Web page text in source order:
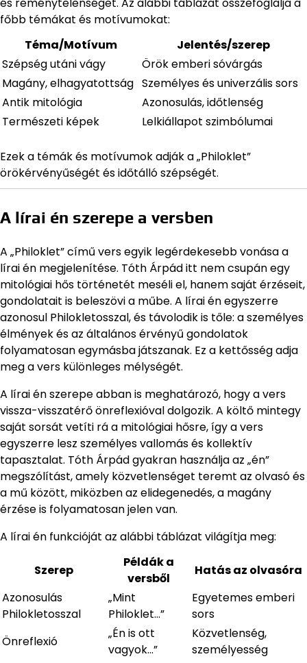
és reménytelenséget. Az alábbi táblázat összefoglalja a
főbb témákat és motívumokat:
Téma/Motívum
Jelentés/szerep
Szépség utáni vágy
Örök emberi sóvárgás
Magány, elhagyatottság Személyes és univerzális sors
Antik mitológia
Azonosulás, időtlenség
Természeti képek
Lelkiállapot szimbólumai
Ezek a témák és motívumok adják a „Philoklet”
örökérvényűségét és időtálló szépségét.
A lírai én szerepe a versben
A „Philoklet” című vers egyik legérdekesebb vonása a
lírai én megjelenítése. Tóth Árpád itt nem csupán egy
mitológiai hős történetét meséli el, hanem saját érzéseit,
gondolatait is beleszövi a műbe. A lírai én egyszerre
azonosul Philokletosszal, és távolodik is tőle: a személyes
élmények és az általános érvényű gondolatok
folyamatosan egymásba játszanak. Ez a kettősség adja
meg a vers különleges mélységét.
A lírai én szerepe abban is meghatározó, hogy a vers
vissza-visszatérő önreflexióval dolgozik. A költő mintegy
saját sorsát vetíti rá a mitológiai hősre, így a vers
egyszerre lesz személyes vallomás és kollektív
tapasztalat. Tóth Árpád gyakran használja az „én”
megszólítást, amely közvetlenséget teremt az olvasó és
a mű között, miközben az elidegenedés, a magány
érzése is folyamatosan jelen van.
A lírai én funkcióját az alábbi táblázat világítja meg:
Szerep
Példák a
versből
Hatás az olvasóra
Azonosulás
Philokletosszal
„Mint
Philoklet…”
Egyetemes emberi
sors
Önreflexió
„Én is ott
vagyok…”
Közvetlenség,
személyesség